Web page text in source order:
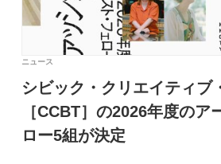
ニュース
シビック・クリエイティブ
［CCBT］の2026年度のア
ロー5組が決定